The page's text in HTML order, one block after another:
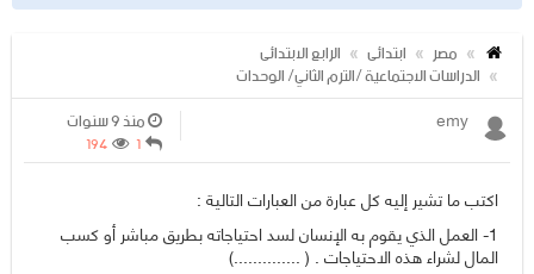
مصر
ابتدائى الرابع الابتدائى
الدراسات الاجتماعية /الترم الثاني/ الوحدات
emy
منذ 9 سنوات
1
194
اكتب ما تشير إليه كل عبارة من العبارات التالية :
1- العمل الذي يقوم به الإنسان لسد احتياجاته بطريق مباشر أو كسب
المال لشراء هذه الاحتياجات . ( ..............)